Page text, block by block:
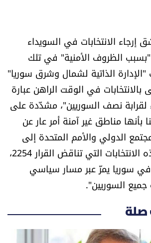
Digital solutions by
الانتخابات في السويداء
الظروف الأمنية" في تلك
الذاتية لشمال وشرق سوريا"
في الوقت الراهن عبارة
نصف السوريين"، مشدّدة على
بأنها مناطق غير آمنة أمر عار عن
الدولي والأمم المتحدة إلى
عدم الاعتراف بهذه الانتخابات التي تناقض القرار 2254،
سوريا يمرّ عبر مسار سياسي
السوريين".
صلة